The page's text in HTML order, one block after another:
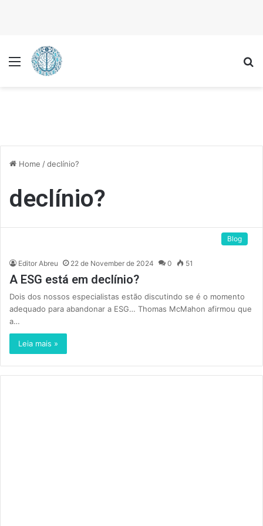
Menu
Home /declínio?
declínio?
Blog
Editor Abreu 22 de November de 2024 0 51
A ESG está em declínio?
Dois dos nossos especialistas estão discutindo se é o momento
adequado para abandonar a ESG… Thomas McMahon afirmou que
a…
Leia mais »